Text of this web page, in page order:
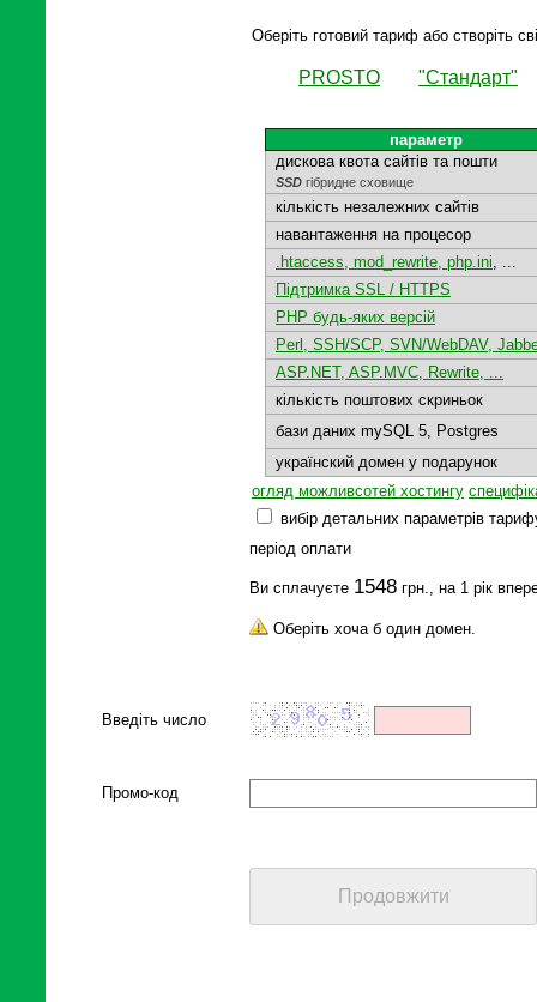
Оберіть готовий тариф або створіть
PROSTO "Стандарт"
параметр
дискова квота сайтів та пошти
SSD гібридне сховище
кількість незалежних сайтів
навантаження на процесор
.htaccess, mod_rewrite, php.ini, ...
Підтримка SSL / HTTPS
PHP будь-яких версій
Perl, SSH/SCP, SVN/WebDAV,
ASP.NET, ASP.MVC, Rewrite, ...
кількість поштових скриньок
бази даних mySQL 5, Postgres
українский домен у подарунок
огляд можливсотей хостингу
вибір детальних параметрів
період оплати
Ви сплачуєте 1548 грн., на 1 рік
Оберіть хоча б один домен.
Введіть число
Промо-код